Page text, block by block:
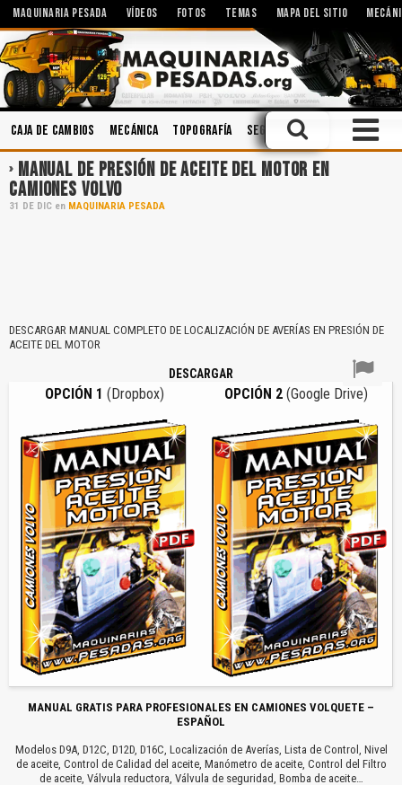
MAQUINARIA PESADA VÍDEOS FOTOS TEMAS MAPA DEL SITIO
Caja de Cambios Mecánica Topografía Seguridad Industrial
MANUAL DE PRESIÓN DE ACEITE DEL MOTOR EN
CAMIONES VOLVO
31 DE DIC en MAQUINARIA PESADA
DESCARGAR MANUAL COMPLETO DE LOCALIZACIÓN DE AVERÍAS EN PRESIÓN DE
ACEITE DEL MOTOR
DESCARGAR
OPCIÓN 1 (Dropbox) OPCIÓN 2 (Google Drive)
MANUAL GRATIS PARA PROFESIONALES EN CAMIONES VOLQUETE –
ESPAÑOL
Modelos D9A, D12C, D12D, D16C, Localización de Averías, Lista de Control, Nivel
de aceite, Control de Calidad del aceite, Manómetro de aceite, Control del Filtro
de aceite, Válvula reductora, Válvula de seguridad, Bomba de aceite…